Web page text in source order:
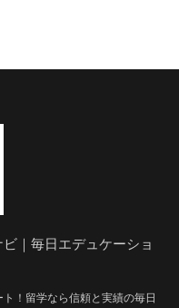
｜毎日エデュケーショ
！留学なら信頼と実績の毎日